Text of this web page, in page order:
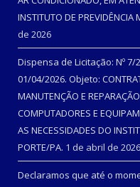
INSTITUTO DE PREVIDÊNCIA
de 2026
Dispensa de Licitação: Nº 7/
01/04/2026. Objeto:
MANUTENÇÃO E
COMPUTADORES E
AS NECESSIDADES DO
PORTE/PA. 1 de abril de 2026
Declaramos que até o